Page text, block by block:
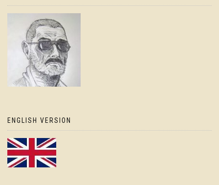
ENGLISH VERSION